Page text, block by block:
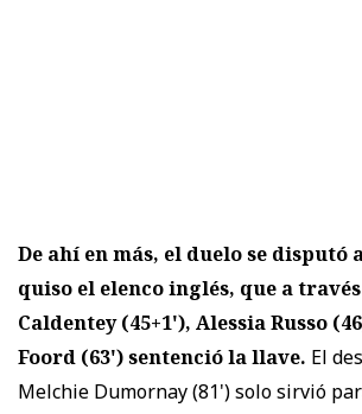
De ahí en más, el duelo se disputó
quiso el elenco inglés, que a
Caldentey (45+1'), Alessia Russo
Foord (63') sentenció la llave. El
Melchie Dumornay (81') solo sirvió